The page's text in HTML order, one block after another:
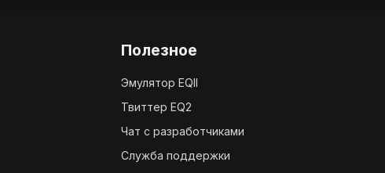
Полезное
Эмулятор EQII
Твиттер EQ2
Чат с разработчиками
Служба поддержки